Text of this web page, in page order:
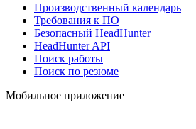
Производственный календарь
Требования к ПО
Безопасный HeadHunter
HeadHunter API
Поиск работы
Поиск по резюме
Мобильное приложение